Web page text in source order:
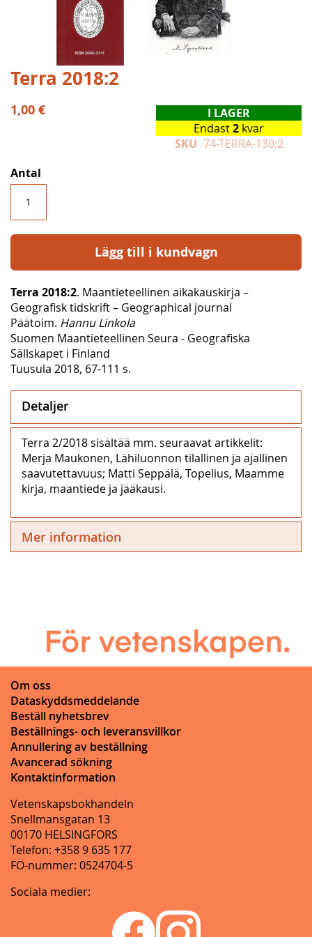
Hoppa
till
början
av
Terra 2018:2
1,00 €
I LAGER
Endast2 kvar
SKU 74-TERRA-130:2
Antal
Lägg till i kundvagn
Terra 2018:2. Maantieteellinen aikakauskirja –
Geografisk tidskrift – Geographical journal
Päätoim. Hannu Linkola
Suomen Maantieteellinen Seura - Geografiska
Sällskapet i Finland
Tuusula 2018, 67-111 s.
Detaljer
Terra 2/2018 sisältää mm. seuraavat artikkelit:
Merja Maukonen, Lähiluonnon tilallinen ja ajallinen
saavutettavuus; Matti Seppälä, Topelius, Maamme
kirja, maantiede ja jääkausi.
Mer information
Om oss
Dataskyddsmeddelande
Beställ nyhetsbrev
Beställnings- och leveransvillkor
Annullering av beställning
Avancerad sökning
Kontaktinformation
Vetenskapsbokhandeln
Snellmansgatan 13
00170 HELSINGFORS
Telefon: +358 9 635 177
FO-nummer: 0524704-5
Sociala medier: